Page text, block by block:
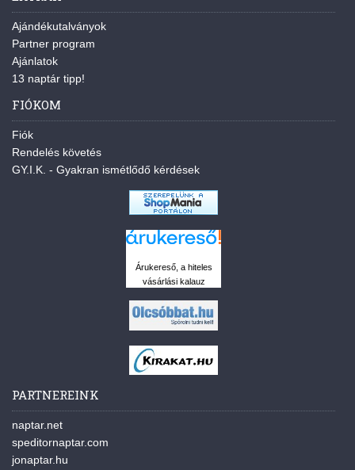
Ajándékutalványok
Partner program
Ajánlatok
13 naptár tipp!
FIÓKOM
Fiók
Rendelés követés
GY.I.K. - Gyakran ismétlődő kérdések
Árukereső, a hiteles
vásárlási kalauz
PARTNEREINK
naptar.net
speditornaptar.com
jonaptar.hu